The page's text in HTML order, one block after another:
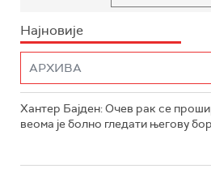
Најновије
Хантер Бајден: Очев рак се
веома је болно гледати његову